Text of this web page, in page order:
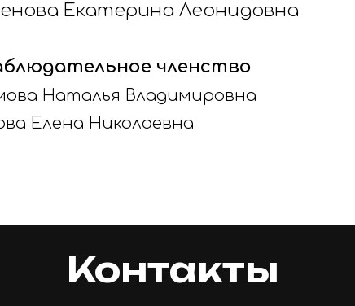
Екатерина Леонидовна
членство
Наталья Владимировна
Елена Николаевна
Контакты